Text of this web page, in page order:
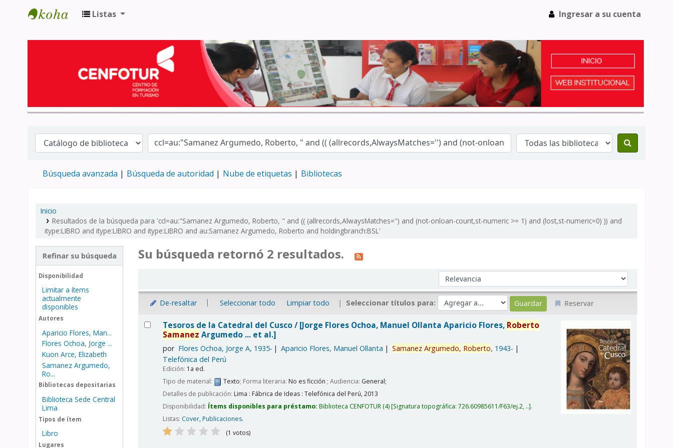
Listas Ingresar a su cuenta
Búsqueda avanzada Búsqueda de autoridad Nube de etiquetas Bibliotecas
Inicio
Resultados de la búsqueda para 'ccl=au:"Samanez Argumedo, Roberto, " and (( (allrecords,AlwaysMatches='') and (not-onloan-count,st-numeric >= 1) and (lost,st-numeric=0) )) and
itype:LIBRO and itype:LIBRO and itype:LIBRO and au:Samanez Argumedo, Roberto and holdingbranch:BSL'
Refinar su búsqueda
Disponibilidad
Limitar a ítems
actualmente
disponibles
Autores
Aparicio Flores, Man...
Flores Ochoa, Jorge ...
Kuon Arce, Elizabeth
Samanez Argumedo,
Ro...
Bibliotecas depositarias
Biblioteca Sede Central
Lima
Tipos de ítem
Libro
Lugares
Su búsqueda retornó 2 resultados.
Ordenar por:
De-resaltar Seleccionar todo Limpiar todo Seleccionar títulos para: Reservar
Resultados
Tesoros de la Catedral del Cusco /[Jorge Flores Ochoa, Manuel Ollanta Aparicio Flores, Roberto
Samanez Argumedo ... et al.]
por Flores Ochoa, Jorge A, 1935- Aparicio Flores, Manuel Ollanta Samanez Argumedo, Roberto, 1943-
Telefónica del Perú
Edición: 1a ed.
Tipo de material:
Texto; Forma literaria:No es ficción ; Audiencia: General;
Detalles de publicación:Lima : Fábrica de Ideas : Telefónica del Perú,2013
Disponibilidad: Ítems disponibles para préstamo:Biblioteca CENFOTUR (4) Signatura topográfica:726.60985611/F63/ej.2, .. .
Listas: Cover,Publicaciones.
(1 votos)